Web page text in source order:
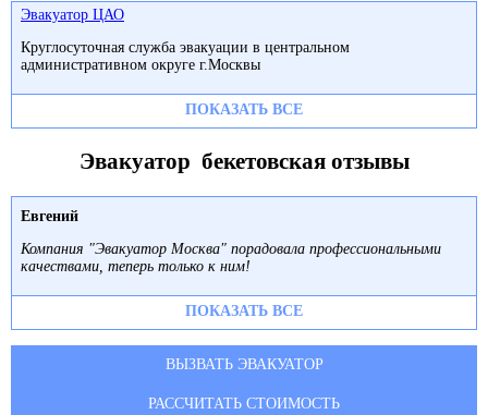
Эвакуатор ЦАО
Круглосуточная служба эвакуации в центральном
административном округе г.Москвы
ПОКАЗАТЬ ВСЕ
Эвакуатор бекетовская отзывы
Евгений
Компания "Эвакуатор Москва" порадовала профессиональными
качествами, теперь только к ним!
ПОКАЗАТЬ ВСЕ
ВЫЗВАТЬ ЭВАКУАТОР
РАССЧИТАТЬ СТОИМОСТЬ